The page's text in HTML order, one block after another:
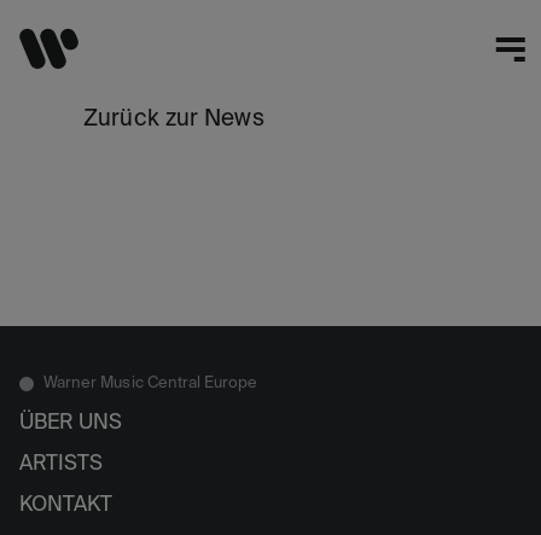
Zurück zur News
Warner Music Central Europe
ÜBER UNS
ARTISTS
KONTAKT